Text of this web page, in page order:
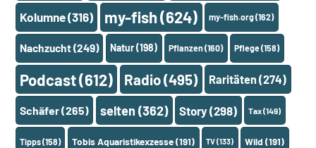
Kolumne(316) my-fish(624) my-fish.org(162)
Nachzucht(249) Natur(198) Pflanzen(160) Pflege(158)
Podcast(612) Radio(495) Raritäten (274)
Schäfer(265) selten (362) Story (298) Tax(149)
Tipps(158) Tobis Aquaristikexzesse(191) TV(133) Wild (191)